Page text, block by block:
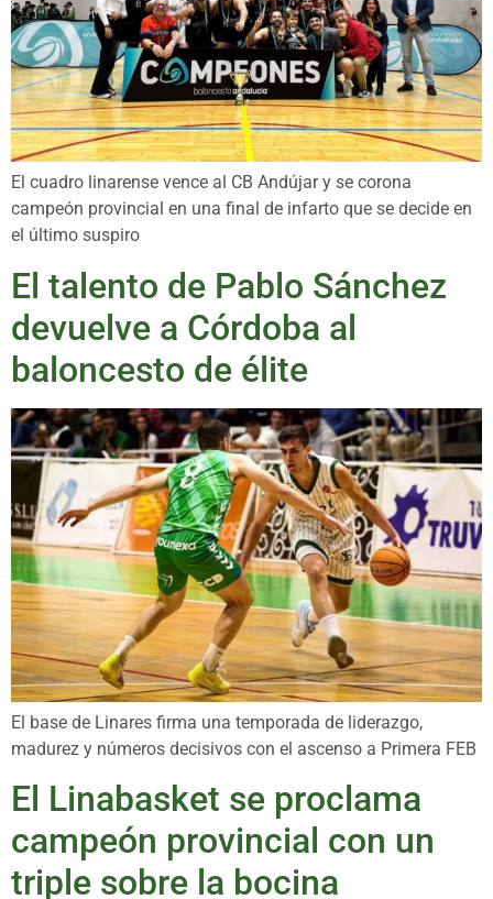
El cuadro linarense vence al CB Andújar y se corona
campeón provincial en una final de infarto que se decide en
el último suspiro
El talento de Pablo Sánchez
devuelve a Córdoba al
baloncesto de élite
El base de Linares firma una temporada de liderazgo,
madurez y números decisivos con el ascenso a Primera FEB
El Linabasket se proclama
campeón provincial con un
triple sobre la bocina